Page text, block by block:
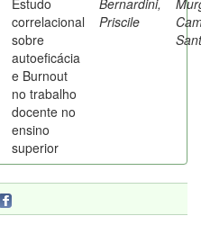
Estudo
correlacional
sobre
autoeficácia
e Burnout
no trabalho
docente no
ensino
superior
Bernardini,
Priscile